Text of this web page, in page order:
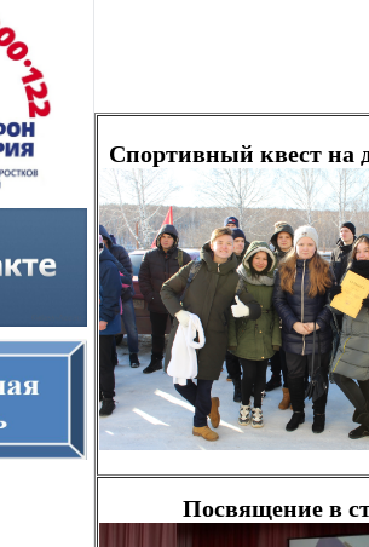
Спортивный квест на
Посвящение в